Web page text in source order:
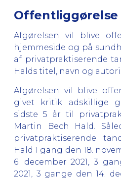
Offentliggørelse
Afgørelsen vil blive
hjemmeside og på
af privatpraktiserende
Halds titel, navn og
Afgørelsen vil blive
givet kritik adskillige
sidste 5 år til
Martin Bech Hald.
privatpraktiserende
Hald 1 gang den 18.
6. december 2021, 3
2021, 3 gange den 14.